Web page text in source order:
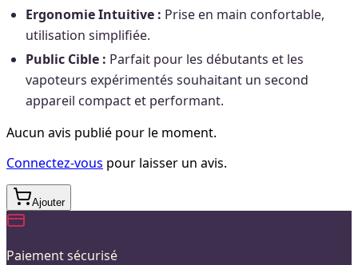
Ergonomie Intuitive : Prise en main confortable,
utilisation simplifiée.
Public Cible : Parfait pour les débutants et les
vapoteurs expérimentés souhaitant un second
appareil compact et performant.
Aucun avis publié pour le moment.
Connectez-vous pour laisser un avis.
Ajouter
Paiement sécurisé